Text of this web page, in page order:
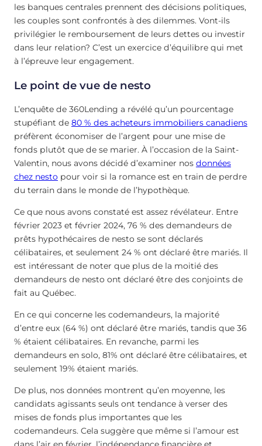
les banques centrales prennent des décisions politiques,
les couples sont confrontés à des dilemmes. Vont-ils
privilégier le remboursement de leurs dettes ou investir
dans leur relation? C’est un exercice d’équilibre qui met
à l’épreuve leur engagement.
Le point de vue de nesto
L’enquête de 360Lending a révélé qu’un pourcentage
stupéfiant de 80 % des acheteurs immobiliers canadiens
préfèrent économiser de l’argent pour une mise de
fonds plutôt que de se marier. À l’occasion de la Saint-
Valentin, nous avons décidé d’examiner nos données
chez nesto pour voir si la romance est en train de perdre
du terrain dans le monde de l’hypothèque.
Ce que nous avons constaté est assez révélateur. Entre
février 2023 et février 2024, 76 % des demandeurs de
prêts hypothécaires de nesto se sont déclarés
célibataires, et seulement 24 % ont déclaré être mariés. Il
est intéressant de noter que plus de la moitié des
demandeurs de nesto ont déclaré être des conjoints de
fait au Québec.
En ce qui concerne les codemandeurs, la majorité
d’entre eux (64 %) ont déclaré être mariés, tandis que 36
% étaient célibataires. En revanche, parmi les
demandeurs en solo, 81% ont déclaré être célibataires, et
seulement 19% étaient mariés.
De plus, nos données montrent qu’en moyenne, les
candidats agissants seuls ont tendance à verser des
mises de fonds plus importantes que les
codemandeurs. Cela suggère que même si l’amour est